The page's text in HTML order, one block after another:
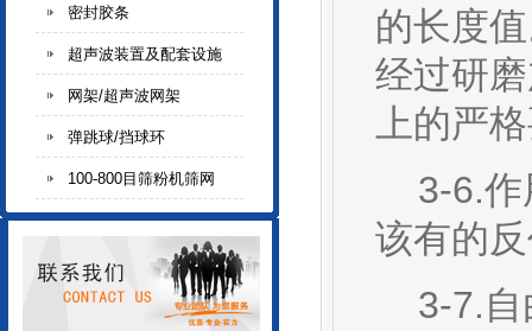
密封胶条
超声波装置及配套设施
网架/超声波网架
弹跳球/挡球环
100-800目筛粉机筛网
的长度
经过研
上的严
3-6.作
该有的
3-7.自